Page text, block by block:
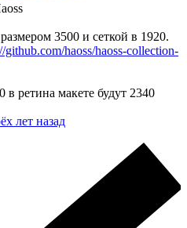
3500 и сеткой в 1920.
github.com/haoss/haoss-collection-
в ретина макете будут 2340
лет назад